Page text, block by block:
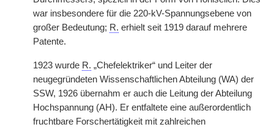
war insbesondere für die 220-kV-Spannungsebene von
großer Bedeutung; R. erhielt seit 1919 darauf mehrere
Patente.
1923 wurde R. „Chefelektriker“ und Leiter der
neugegründeten Wissenschaftlichen Abteilung (WA) der
SSW, 1926 übernahm er auch die Leitung der Abteilung
Hochspannung (AH). Er entfaltete eine außerordentlich
fruchtbare Forschertätigkeit mit zahlreichen